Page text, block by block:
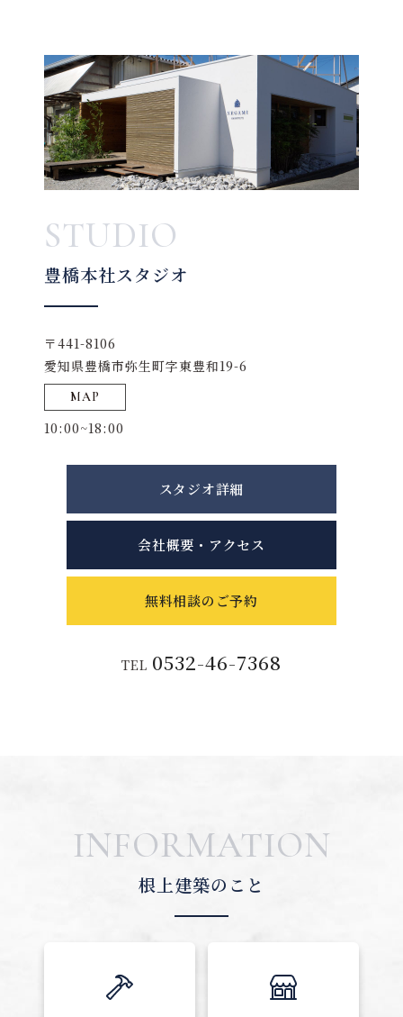
STUDIO
豊橋本社スタジオ
〒441-8106
愛知県豊橋市弥生町字東豊和19-6
MAP
10:00~18:00
スタジオ詳細
会社概要・アクセス
無料相談のご予約
TEL 0532-46-7368
INFORMATION
根上建築のこと